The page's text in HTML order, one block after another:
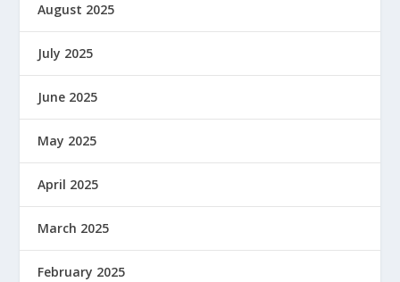
August 2025
July 2025
June 2025
May 2025
April 2025
March 2025
February 2025